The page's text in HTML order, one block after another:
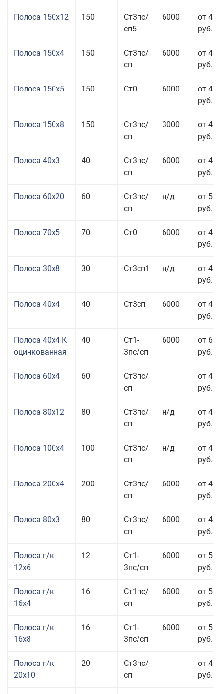
Полоса 150x12 150
Ст3пс/
сп5
6000
от 45
руб.
Полоса 150x4 150
Ст3пс/
сп
6000
от 46
руб.
Полоса 150x5 150 Ст0 6000
от 46
руб.
Полоса 150x8 150
Ст3пс/
сп
3000
от 42
руб.
Полоса 40x3 40
Ст3пс/
сп
6000
от 46
руб.
Полоса 60x20 60
Ст3пс/
сп
н/д
от 53
руб.
Полоса 70x5 70 Ст0 6000
от 45
руб.
Полоса 30x8 30 Ст3сп1 н/д
от 44
руб.
Полоса 40x4 40 Ст3сп 6000
от 43
руб.
Полоса 40x4 К
оцинкованная
40
Ст1-
3пс/сп
6000
от 68
руб.
Полоса 60x4 60
Ст3пс/
сп
от 43
руб.
Полоса 80x12 80
Ст3пс/
сп
н/д
от 46
руб.
Полоса 100x4 100
Ст3пс/
сп
н/д
от 44
руб.
Полоса 200x4 200
Ст3пс/
сп
6000
от 48
руб.
Полоса 80x3 80
Ст3пс/
сп
6000
от 47
руб.
Полоса г/к
12x6
12
Ст1-
3пс/сп
6000
от 52
руб.
Полоса г/к
16x4
16
Ст1пс/
сп
6000
от 53
руб.
Полоса г/к
16x8
16
Ст1-
3пс/сп
6000
от 57
руб.
Полоса г/к
20x10
20
Ст3пс/
сп
от 43
руб.